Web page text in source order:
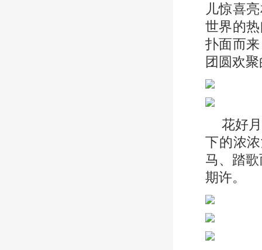
儿惊喜
世界的
扑面而
团圆欢
花好
下的浓
马、踏
期许。